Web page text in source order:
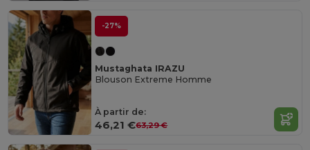
-27%
Mustaghata IRAZU
Blouson Extreme Homme
À partir de:
46,21 €63,29 €